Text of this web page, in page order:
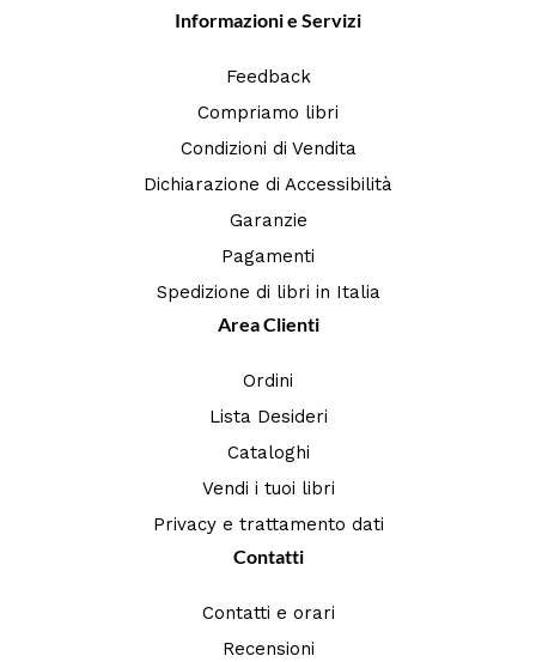
Informazioni e Servizi
Feedback
Compriamo libri
Condizioni di Vendita
Dichiarazione di Accessibilità
Garanzie
Pagamenti
Spedizione di libri in Italia
Area Clienti
Ordini
Lista Desideri
Cataloghi
Vendi i tuoi libri
Privacy e trattamento dati
Contatti
Contatti e orari
Recensioni